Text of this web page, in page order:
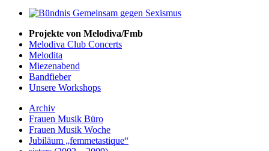
Projekte von Melodiva/Fmb
Melodiva Club Concerts
Melodita
Miezenabend
Bandfieber
Unsere Workshops
Archiv
Frauen Musik Büro
Frauen Musik Woche
Jubiläum „femmetastique“